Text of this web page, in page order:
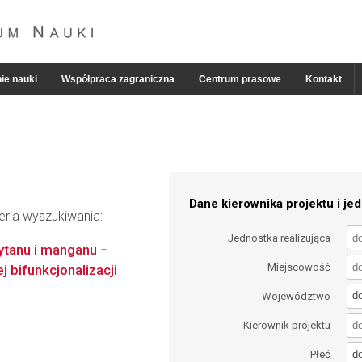
nauki Współpraca zagraniczna Centrum prasowe Kontakt
wyszukiwania:
Dane kierownika projektu i
Jednostka realizująca
Miejscowość
Województwo
Kierownik projektu
Płeć
i manganu –
bifunkcjonalizacji